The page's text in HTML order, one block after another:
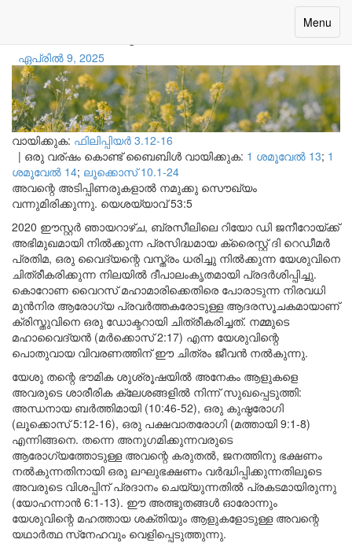
Toggle
Menu
ഏപ്രിൽ 9, 2025
വായിക്കുക: ഫിലിപ്പിയര്‍ 3.12-16
| ഒരു വര്ഷം കൊണ്ട് ബൈബിൾ വായിക്കുക: 1 ശമൂവേല്‍ 13; 1
ശമൂവേല്‍ 14; ലൂക്കൊസ് 10.1-24
അവന്റെ അടിപ്പിണരുകളാൽ നമുക്കു സൌഖ്യം
വന്നുമിരിക്കുന്നു. യെശയ്യാവ് 53:5
2020 ഈസ്റ്റർ ഞായറാഴ്ച, ബ്രസീലിലെ റിയോ ഡി ജനീറോയ്ക്ക്
അഭിമുഖമായി നിൽക്കുന്ന പ്രസിദ്ധമായ ക്രൈസ്റ്റ് ദി റെഡീമർ
പ്രതിമ, ഒരു വൈദ്യന്റെ വസ്ത്രം ധരിച്ചു നിൽക്കുന്ന യേശുവിനെ
ചിത്രീകരിക്കുന്ന നിലയിൽ ദീപാലംകൃതമായി പ്രദർശിപ്പിച്ചു.
കൊറോണ വൈറസ് മഹാമാരിക്കെതിരെ പോരാടുന്ന നിരവധി
മുൻനിര ആരോഗ്യ പ്രവർത്തകരോടുള്ള ആദരസൂചകമായാണ്
ക്രിസ്തുവിനെ ഒരു ഡോക്ടറായി ചിത്രീകരിച്ചത്. നമ്മുടെ
മഹാവൈദ്യൻ (മർക്കൊസ് 2:17) എന്ന യേശുവിന്റെ
പൊതുവായ വിവരണത്തിന് ഈ ചിത്രം ജീവൻ നൽകുന്നു.
യേശു തന്റെ ഭൗമിക ശുശ്രൂഷയിൽ അനേകം ആളുകളെ
അവരുടെ ശാരീരിക ക്ലേശങ്ങളിൽ നിന്ന് സുഖപ്പെടുത്തി:
അന്ധനായ ബർത്തിമായി (10:46-52), ഒരു കുഷ്ഠരോഗി
(ലൂക്കൊസ് 5:12-16), ഒരു പക്ഷവാതരോഗി (മത്തായി 9:1-8)
എന്നിങ്ങനെ. തന്നെ അനുഗമിക്കുന്നവരുടെ
ആരോഗ്യത്തോടുള്ള അവന്റെ കരുതൽ, ജനത്തിനു ഭക്ഷണം
നൽകുന്നതിനായി ഒരു ലഘുഭക്ഷണം വർദ്ധിപ്പിക്കുന്നതിലൂടെ
അവരുടെ വിശപ്പിന് പ്രദാനം ചെയ്യുന്നതിൽ പ്രകടമായിരുന്നു
(യോഹന്നാൻ 6:1-13). ഈ അത്ഭുതങ്ങൾ ഓരോന്നും
യേശുവിന്റെ മഹത്തായ ശക്തിയും ആളുകളോടുള്ള അവന്റെ
യഥാർത്ഥ സ്‌നേഹവും വെളിപ്പെടുത്തുന്നു.